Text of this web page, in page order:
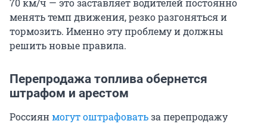
70 км/ч — это заставляет водителей постоянно
менять темп движения, резко разгоняться и
тормозить. Именно эту проблему и должны
решить новые правила.
Перепродажа топлива обернется
штрафом и арестом
Россиянмогут оштрафоватьза перепродажу